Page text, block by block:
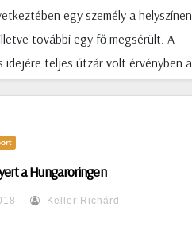
egy személy a
további egy fő megsérült. A
idejére teljes útzár volt érvényben
fékezett, és balra rántotta a
a Hungaroringen
Keller Richárd